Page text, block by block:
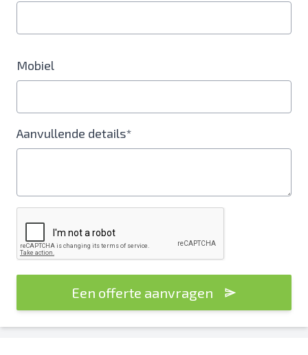
Mobiel
Aanvullende details*
Een offerte aanvragen